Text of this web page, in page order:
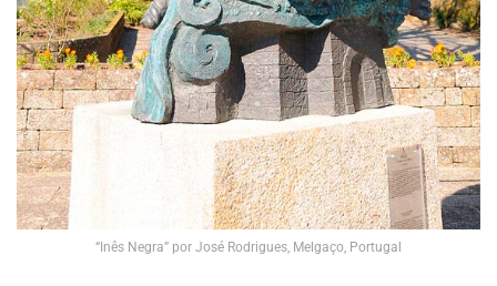
“Inês Negra” por José Rodrigues, Melgaço, Portugal